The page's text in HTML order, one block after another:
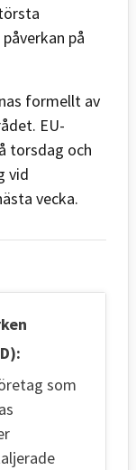
på
formellt av
EU-
torsdag och
vid
vecka.
som